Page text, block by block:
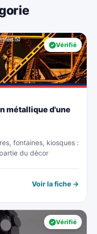
Vérifié
métallique d'une
fontaines, kiosques :
du décor
Voir la fiche →
Vérifié